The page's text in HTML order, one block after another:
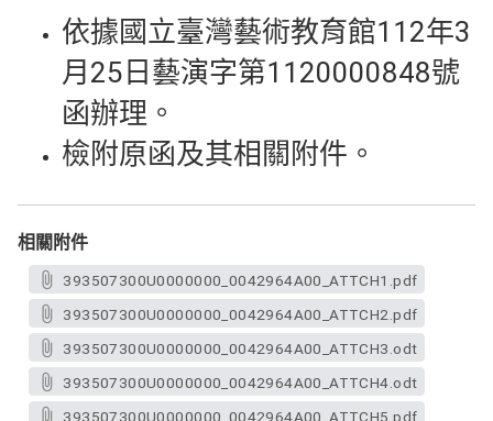
依據國立臺灣藝術教育館112年3
月25日藝演字第1120000848號
函辦理。
檢附原函及其相關附件。
相關附件
393507300U0000000_0042964A00_ATTCH1.pdf
393507300U0000000_0042964A00_ATTCH2.pdf
393507300U0000000_0042964A00_ATTCH3.odt
393507300U0000000_0042964A00_ATTCH4.odt
393507300U0000000_0042964A00_ATTCH5.pdf